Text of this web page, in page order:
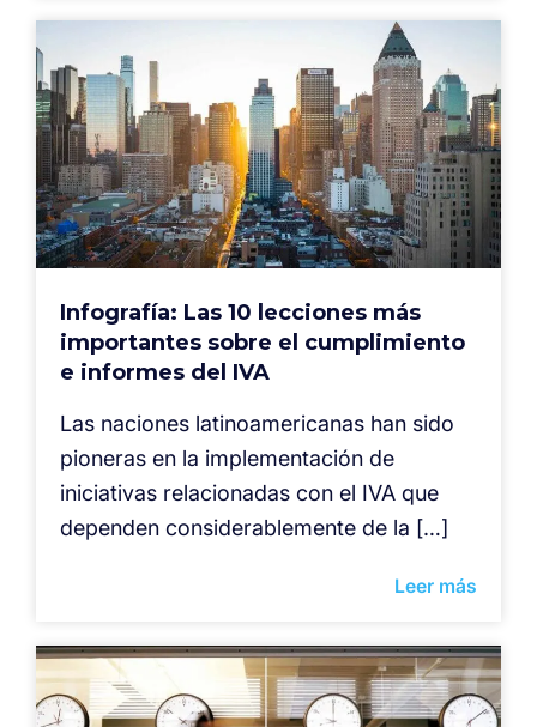
Infografía: Las 10 lecciones más
importantes sobre el cumplimiento
e informes del IVA
Las naciones latinoamericanas han sido
pioneras en la implementación de
iniciativas relacionadas con el IVA que
dependen considerablemente de la […]
Leer más